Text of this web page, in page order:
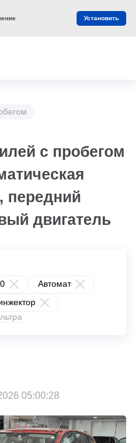
с пробегом
передний
двигатель
Автомат
05:00:28
Установить